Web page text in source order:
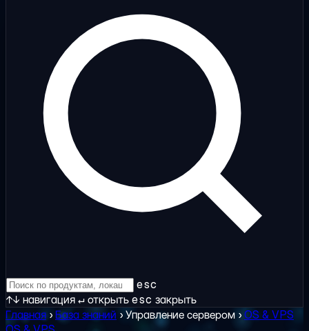
esc
↑↓ навигация↵открытьesc закрыть
Главная ›База знаний ›Управление сервером ›OS & VPS